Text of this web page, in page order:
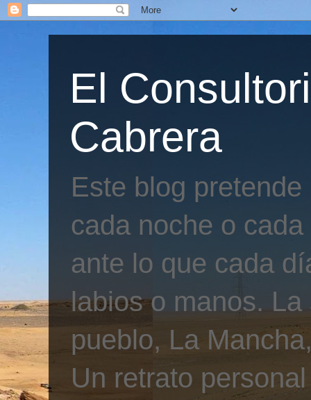
El
Cabrera
Este blog
cada noche o
ante lo que cada
labios o manos.
pueblo, La
Un retrato